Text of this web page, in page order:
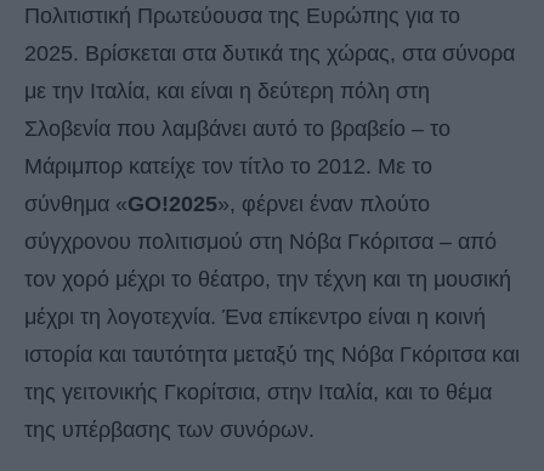
Πολιτιστική Πρωτεύουσα της Ευρώπης για το
2025. Βρίσκεται στα δυτικά της χώρας, στα σύνορα
με την Ιταλία, και είναι η δεύτερη πόλη στη
Σλοβενία ​​που λαμβάνει αυτό το βραβείο – το
Μάριμπορ κατείχε τον τίτλο το 2012. Με το
σύνθημα «GO!2025», φέρνει έναν πλούτο
σύγχρονου πολιτισμού στη Νόβα Γκόριτσα – από
τον χορό μέχρι το θέατρο, την τέχνη και τη μουσική
μέχρι τη λογοτεχνία. Ένα επίκεντρο είναι η κοινή
ιστορία και ταυτότητα μεταξύ της Νόβα Γκόριτσα και
της γειτονικής Γκορίτσια, στην Ιταλία, και το θέμα
της υπέρβασης των συνόρων.